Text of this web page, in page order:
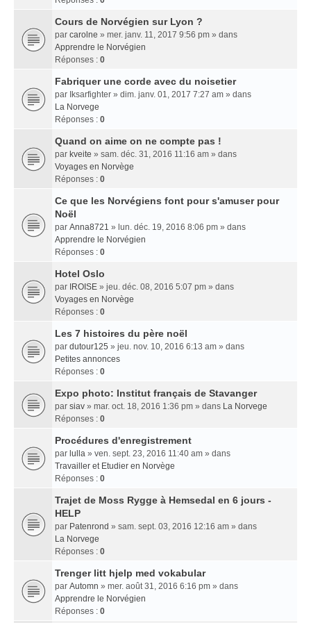
Cours de Norvégien sur Lyon ?
par carolne » mer. janv. 11, 2017 9:56 pm » dans
Apprendre le Norvégien
Réponses : 0
Fabriquer une corde avec du noisetier
par Iksarfighter » dim. janv. 01, 2017 7:27 am » dans
La Norvege
Réponses : 0
Quand on aime on ne compte pas !
par kveite » sam. déc. 31, 2016 11:16 am » dans
Voyages en Norvège
Réponses : 0
Ce que les Norvégiens font pour s'amuser pour
Noël
par Anna8721 » lun. déc. 19, 2016 8:06 pm » dans
Apprendre le Norvégien
Réponses : 0
Hotel Oslo
par IROISE » jeu. déc. 08, 2016 5:07 pm » dans
Voyages en Norvège
Réponses : 0
Les 7 histoires du père noël
par dutour125 » jeu. nov. 10, 2016 6:13 am » dans
Petites annonces
Réponses : 0
Expo photo: Institut français de Stavanger
par siav » mar. oct. 18, 2016 1:36 pm » dans La Norvege
Réponses : 0
Procédures d'enregistrement
par lulla » ven. sept. 23, 2016 11:40 am » dans
Travailler et Etudier en Norvège
Réponses : 0
Trajet de Moss Rygge à Hemsedal en 6 jours -
HELP
par Patenrond » sam. sept. 03, 2016 12:16 am » dans
La Norvege
Réponses : 0
Trenger litt hjelp med vokabular
par Automn » mer. août 31, 2016 6:16 pm » dans
Apprendre le Norvégien
Réponses : 0